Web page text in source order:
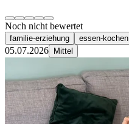
Noch nicht bewertet
familie-erziehung essen-kochen
05.07.2026 Mittel